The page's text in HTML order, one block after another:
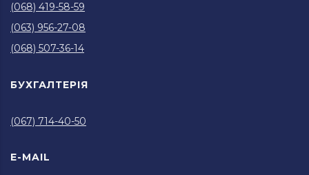
(068) 419-58-59
(063) 956-27-08
(068) 507-36-14
БУХГАЛТЕРІЯ
(067) 714-40-50
E-MAIL